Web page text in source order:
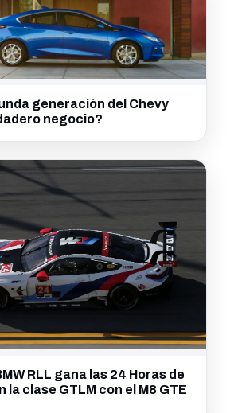
generación del Chevy
negocio?
RLL gana las 24 Horas de
la clase GTLM con el M8 GTE